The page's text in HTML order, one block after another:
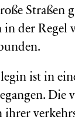
Straßen
der Regel
ist in
Die
ihrer